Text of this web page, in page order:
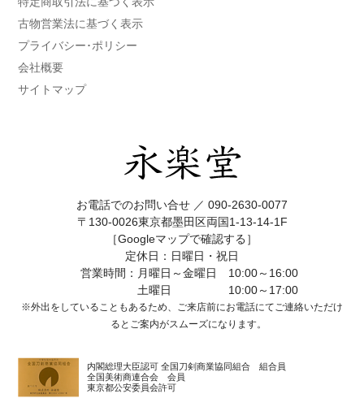
古物営業法に基づく表示
プライバシー･ポリシー
会社概要
サイトマップ
お電話でのお問い合せ ／ 090-2630-0077
〒130-0026東京都墨田区両国1-13-14-1F
［Googleマップで確認する］
定休日：日曜日・祝日
営業時間：月曜日～金曜日 10:00～16:00
土曜日 10:00～17:00
※外出をしていることもあるため、ご来店前にお電話にてご連絡いただけ
ると ご案内がスムーズになります。
内閣総理大臣認可 全国刀剣商業協同組合 組合員
全国美術商連合会 会員
東京都公安委員会許可